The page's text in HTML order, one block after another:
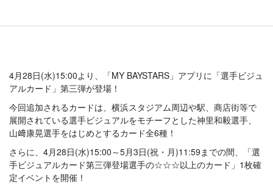
4月28日(水)15:00より、「MY BAYSTARS」アプリに「選手ビジュ
アルカード」第三弾が登場！
今回追加されるカードは、横浜スタジアム周辺や駅、商店街等で
展開されている選手ビジュアルをモチーフとした神里和毅選手、
山﨑康晃選手をはじめとするカード全6種！
さらに、4月28日(水)15:00～5月3日(祝・月)11:59までの間、「選
手ビジュアルカード第三弾登場選手の☆☆☆以上のカード」1枚確
定イベントを開催！